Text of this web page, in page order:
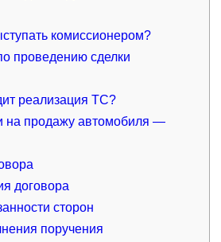
комиссионером?
проведению сделки
реализация ТС?
на продажу автомобиля —
договора
сторон
поручения